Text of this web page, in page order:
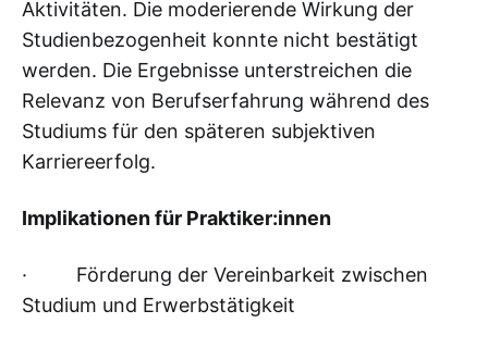
Aktivitäten. Die moderierende Wirkung der
Studienbezogenheit konnte nicht bestätigt
werden. Die Ergebnisse unterstreichen die
Relevanz von Berufserfahrung während des
Studiums für den späteren subjektiven
Karriereerfolg.
Implikationen für Praktiker:innen
· Förderung der Vereinbarkeit zwischen
Studium und Erwerbstätigkeit